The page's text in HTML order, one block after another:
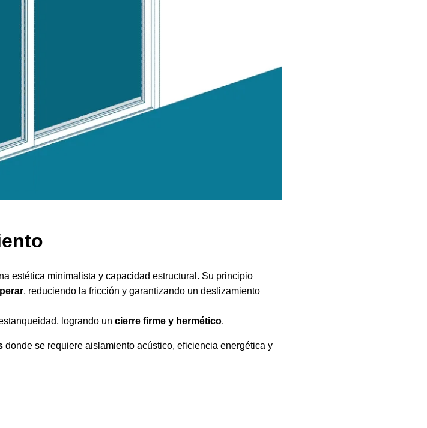
estética minimalista y capacidad estructural. Su principio
, reduciendo la fricción y garantizando un deslizamiento
logrando un cierre firme y hermético.
donde se requiere aislamiento acústico, eficiencia energética y